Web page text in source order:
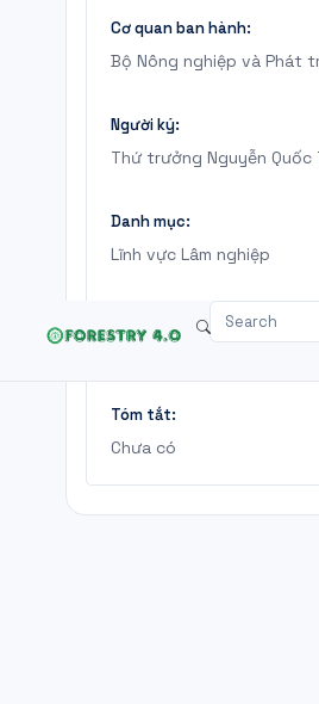
Dashboard Văn
Cơ quan ban hành:
Bộ Nông nghiệp và Phát
Người ký:
Thứ trưởng Nguyễn Quốc
Danh mục:
Lĩnh vực Lâm nghiệp
SỬA ĐỔI, BỔ SUNG MỘT
Tóm tắt:
Chưa có